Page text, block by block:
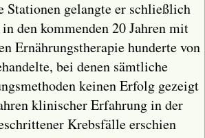
Stationen gelangte er schließlich
den kommenden 20 Jahren mit
Ernährungstherapie hunderte von
bei denen sämtliche
keinen Erfolg gezeigt
klinischer Erfahrung in der
Krebsfälle erschien